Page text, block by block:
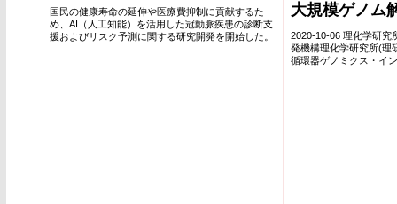
国民の健康寿命の延伸や医療費抑制に貢献するた
め、AI（人工知能）を活用した冠動脈疾患の診断支
援およびリスク予測に関する研究開発を開始した。
大規模ゲノム
2020-10-06 理化学研究
発機構理化学研究所(理
循環器ゲノミクス・イ